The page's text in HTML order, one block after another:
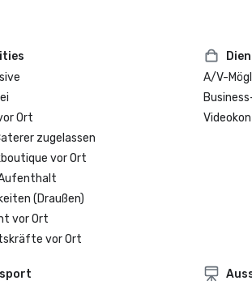
Ort
zugelassen
vor Ort
(Draußen)
vor Ort
vor Ort
A/V-